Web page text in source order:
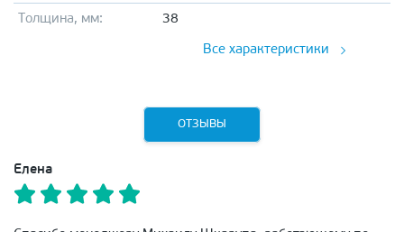
Толщина, мм: 38
Все характеристики
ОТЗЫВЫ
Елена